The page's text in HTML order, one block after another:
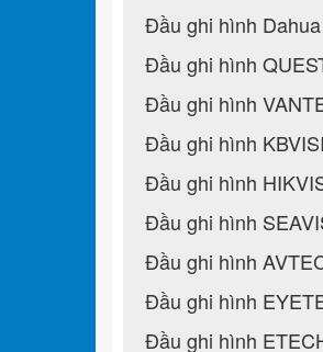
Đầu ghi hình Dahua
Đầu ghi hình
Đầu ghi hình
Đầu ghi hình
Đầu ghi hình
Đầu ghi hình
Đầu ghi hình
Đầu ghi hình
Đầu ghi hình